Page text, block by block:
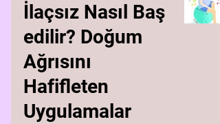
İlaçsız Nasıl Baş
edilir? Doğum
Ağrısını
Hafifleten
Uygulamalar